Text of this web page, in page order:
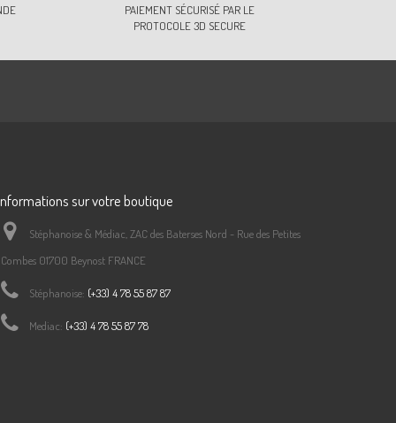
PAIEMENT SÉCURISÉ PAR LE
PROTOCOLE 3D SECURE
sur votre boutique
Stéphanoise & Médiac, ZAC des Baterses Nord - Rue des Petites
Combes 01700 Beynost FRANCE
Stéphanoise: (+33) 4 78 55 87 87
Mediac: (+33) 4 78 55 87 78